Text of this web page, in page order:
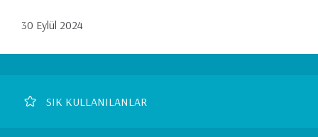
30 Eylül 2024
FooterSIK KULLANILANLAR